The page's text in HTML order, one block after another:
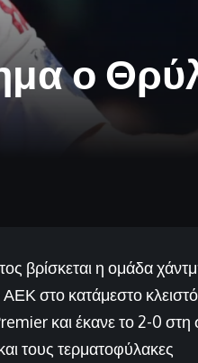
ο
βρίσκεται η ομάδα
στο κατάμεστο
και έκανε το 2-0 στη
τους τερματοφύλακες